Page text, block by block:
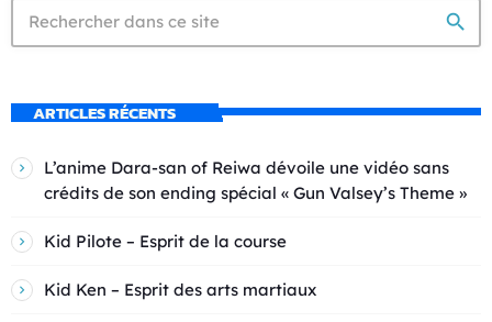
search
ARTICLES RÉCENTS
L’anime Dara-san of Reiwa dévoile une vidéo sans
crédits de son ending spécial « Gun Valsey’s Theme »
Kid Pilote – Esprit de la course
Kid Ken – Esprit des arts martiaux